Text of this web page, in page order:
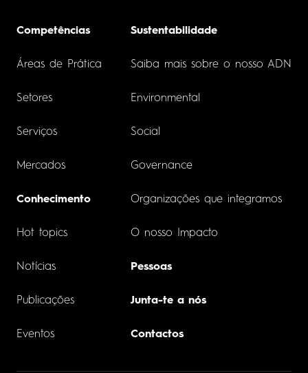
Competências
Áreas de Prática
Setores
Serviços
Mercados
Conhecimento
Hot topics
Notícias
Publicações
Eventos
Sustentabilidade
Saiba mais sobre o nosso ADN
Environmental
Social
Governance
Organizações que integramos
O nosso Impacto
Pessoas
Junta-te a nós
Contactos